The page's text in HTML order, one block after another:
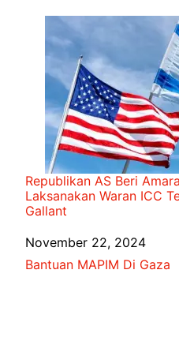
Republikan AS Beri
Laksanakan Waran ICC
Gallant
Date
November 22, 2024
In relation to
Bantuan MAPIM Di Gaza